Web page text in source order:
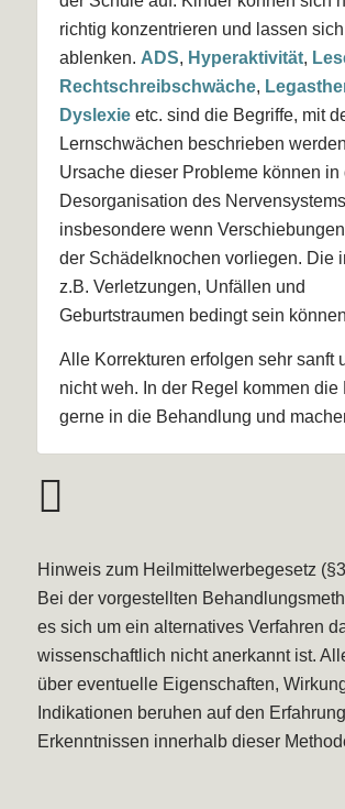
richtig konzentrieren und lassen sich
ablenken. ADS, Hyperaktivität,
Rechtschreibschwäche,
Dyslexieetc. sind die Begriffe, mit
Lernschwächen beschrieben
Ursache dieser Probleme können in
Desorganisation des
insbesondere wenn
der Schädelknochen vorliegen. Die
z.B. Verletzungen, Unfällen und
Geburtstraumen bedingt sein
Alle Korrekturen erfolgen sehr sanft
nicht weh. In der Regel kommen die
gerne in die Behandlung und
Hinweis zum Heilmittelwerbegesetz
Bei der vorgestellten
es sich um ein alternatives Verfahren
wissenschaftlich nicht anerkannt ist.
über eventuelle Eigenschaften,
Indikationen beruhen auf den
Erkenntnissen innerhalb dieser